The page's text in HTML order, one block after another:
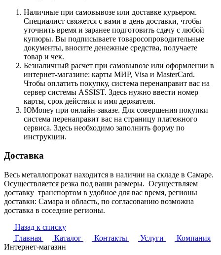
Наличные при самовывозе или доставке курьером.
Специалист свяжется с вами в день доставки, чтобы
уточнить время и заранее подготовить сдачу с любой
купюры. Вы подписываете товаросопроводительные
документы, вносите денежные средства, получаете
товар и чек.
Безналичный расчет при самовывозе или оформлении в
интернет-магазине: карты МИР, Visa и MasterCard.
Чтобы оплатить покупку, система перенаправит вас на
сервер системы ASSIST. Здесь нужно ввести номер
карты, срок действия и имя держателя.
ЮMoney при онлайн-заказе. Для совершения покупки
система перенаправит вас на страницу платежного
сервиса. Здесь необходимо заполнить форму по
инструкции.
Доставка
Весь металлопрокат находится в наличии на складе в Самаре.
Осуществляется резка под ваши размеры. Осуществляем
доставку транспортом в удобное для вас время, регионы
доставки: Самара и область, по согласованию возможна
доставка в соседние регионы.
Назад к списку
Главная
Каталог Контакты Услуги
Компания
Интернет-магазин